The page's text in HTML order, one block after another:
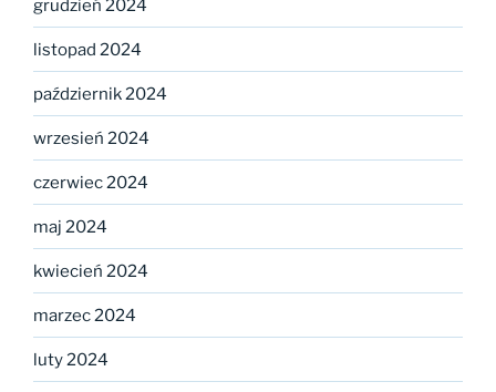
grudzień 2024
listopad 2024
październik 2024
wrzesień 2024
czerwiec 2024
maj 2024
kwiecień 2024
marzec 2024
luty 2024